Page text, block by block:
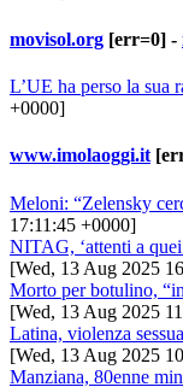
movisol.org [err=0] -
L’UE ha perso la sua
+0000]
www.imolaoggi.it
Meloni: “Zelensky
17:11:45 +0000]
NITAG, ‘attenti a
[Wed, 13 Aug 2025
Morto per botulino,
[Wed, 13 Aug 2025
Latina, violenza
[Wed, 13 Aug 2025
Manziana, 80enne